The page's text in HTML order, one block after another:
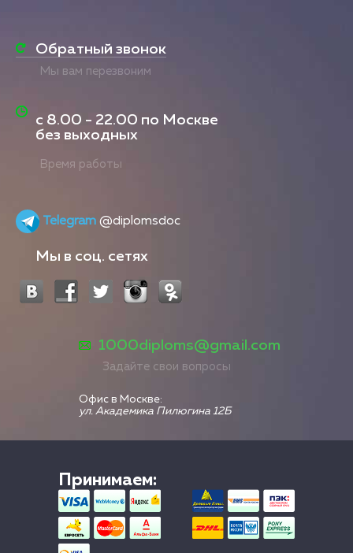
Обратный звонок
Мы вам перезвоним
с 8.00 - 22.00 по Москве
без выходных
Время работы
Telegram @diplomsdoc
Мы в соц. сетях
1000diploms@gmail.com
Задайте свои вопросы
Офис в Москве:
ул. Академика Пилюгина 12Б
Принимаем: